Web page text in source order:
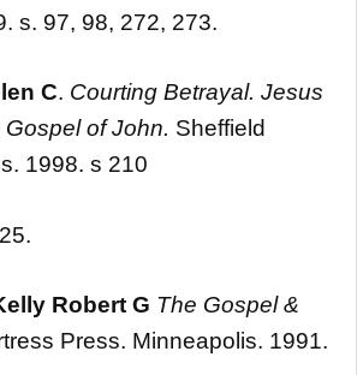
s. 97, 98, 272, 273.
C. Courting Betrayal. Jesus
of John. Sheffield
1998. s 210
Robert G The Gospel &
Press. Minneapolis. 1991.